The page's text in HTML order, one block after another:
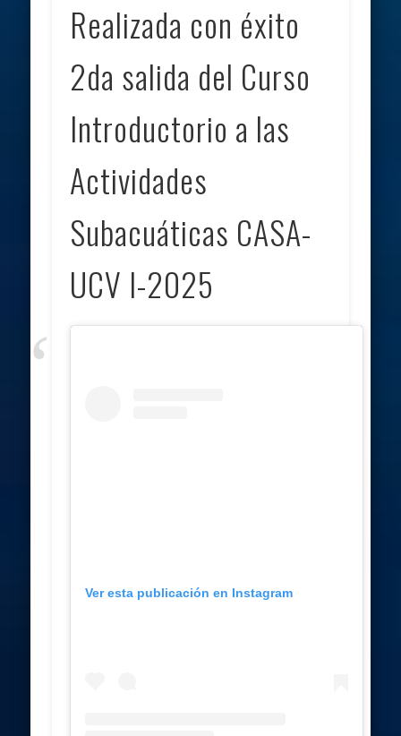
Realizada con éxito
2da salida del Curso
Introductorio a las
Actividades
Subacuáticas CASA-
UCV I-2025
Ver esta publicación en Instagram